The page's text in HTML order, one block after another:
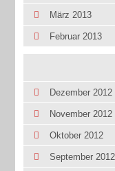
März 2013
Februar 2013
Dezember 2012
November 2012
Oktober 2012
September 2012